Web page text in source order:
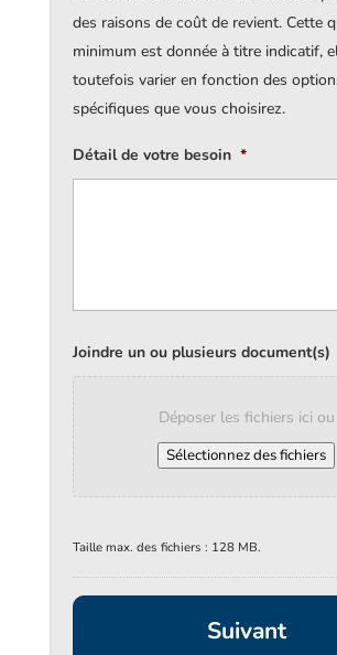
des raisons de coût de revient. Cette
minimum est donnée à titre indicatif,
toutefois varier en fonction des
spécifiques que vous choisirez.
Détail de votre besoin *
Joindre un ou plusieurs document(s)
Déposer les fichiers ici ou
Sélectionnez des fichiers
Taille max. des fichiers : 128 MB.